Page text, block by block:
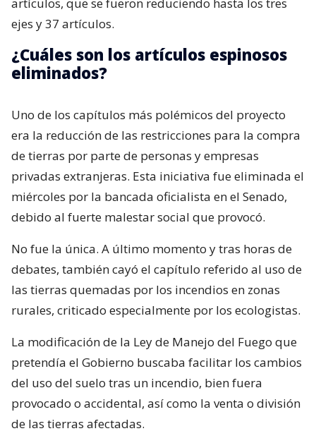
ejes y 37 artículos.
¿Cuáles son los artículos espinosos
eliminados?
Uno de los capítulos más polémicos del proyecto
era la reducción de las restricciones para la compra
de tierras por parte de personas y empresas
privadas extranjeras. Esta iniciativa fue eliminada el
miércoles por la bancada oficialista en el Senado,
debido al fuerte malestar social que provocó.
No fue la única. A último momento y tras horas de
debates, también cayó el capítulo referido al uso de
las tierras quemadas por los incendios en zonas
rurales, criticado especialmente por los ecologistas.
La modificación de la Ley de Manejo del Fuego que
pretendía el Gobierno buscaba facilitar los cambios
del uso del suelo tras un incendio, bien fuera
provocado o accidental, así como la venta o división
de las tierras afectadas.